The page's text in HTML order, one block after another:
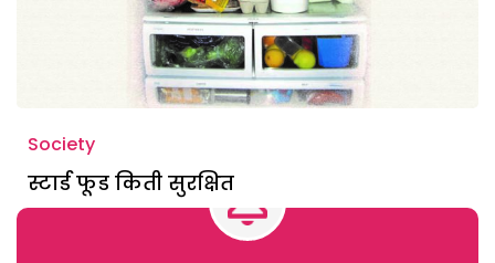
Society
स्टार्ड फूड किती सुरक्षित